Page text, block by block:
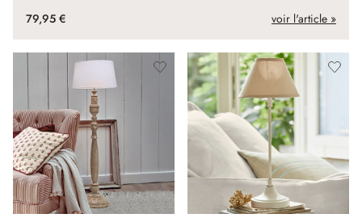
79,95 € voir l'article »